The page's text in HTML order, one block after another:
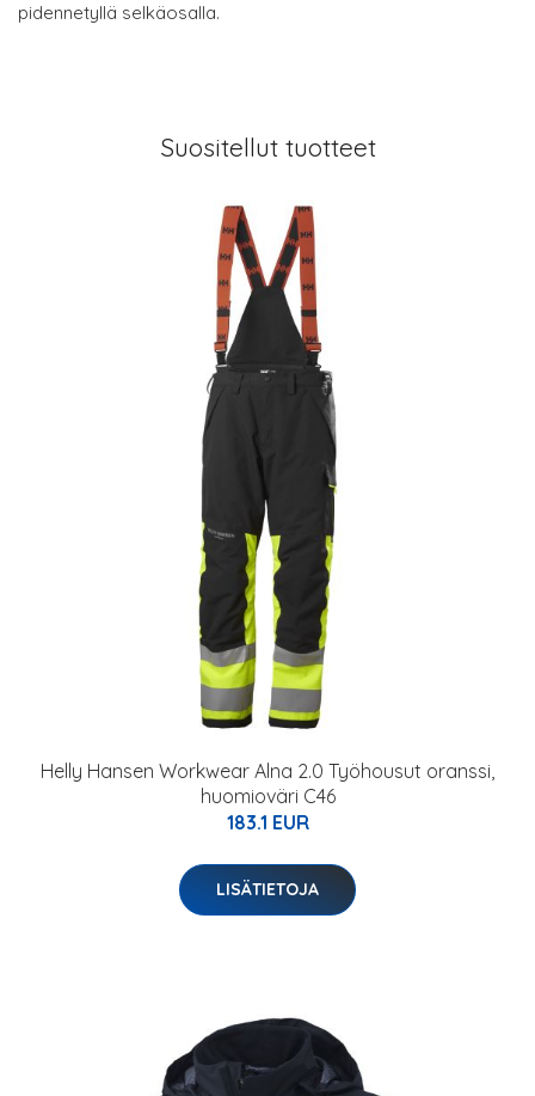
pidennetyllä selkäosalla.
Suositellut tuotteet
Helly Hansen Workwear Alna 2.0 Työhousut oranssi,
huomioväri C46
183.1 EUR
LISÄTIETOJA